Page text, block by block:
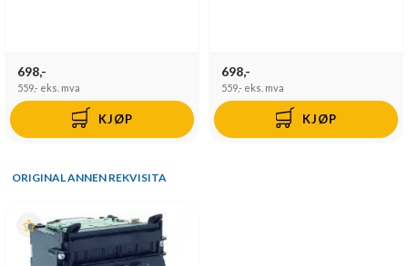
698,-
559,- eks. mva
KJØP
698,-
559,- eks. mva
KJØP
ORIGINAL ANNEN REKVISITA